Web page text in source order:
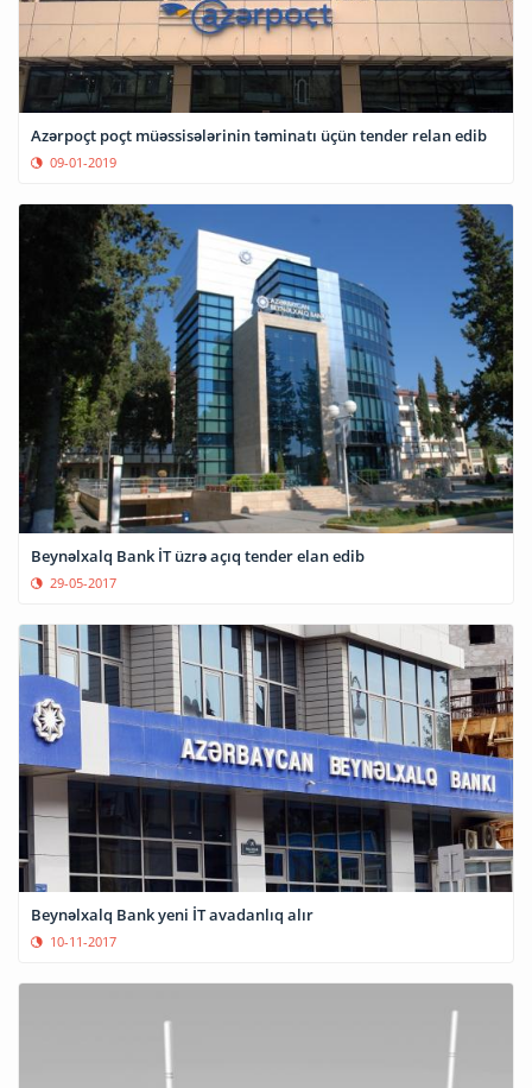
Azərpoçt poçt müəssisələrinin təminatı üçün tender relan edib
09-01-2019
Beynəlxalq Bank İT üzrə açıq tender elan edib
29-05-2017
Beynəlxalq Bank yeni İT avadanlıq alır
10-11-2017